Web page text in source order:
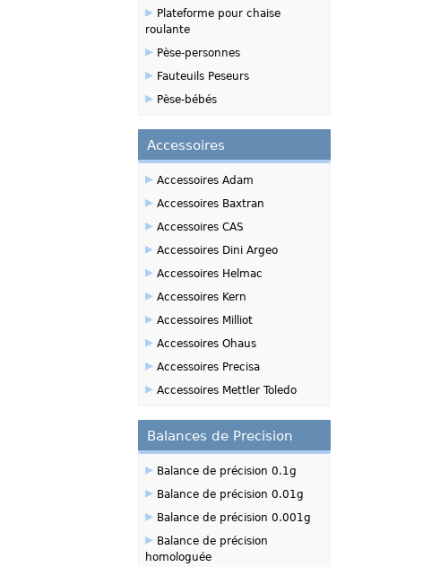
▸Plateforme pour chaise
roulante
▸Pèse-personnes
▸Fauteuils Peseurs
▸Pèse-bébés
Accessoires
▸Accessoires Adam
▸Accessoires Baxtran
▸Accessoires CAS
▸Accessoires Dini Argeo
▸Accessoires Helmac
▸Accessoires Kern
▸Accessoires Milliot
▸Accessoires Ohaus
▸Accessoires Precisa
▸Accessoires Mettler Toledo
Balances de Precision
▸Balance de précision 0.1g
▸Balance de précision 0.01g
▸Balance de précision 0.001g
▸Balance de précision
homologuée